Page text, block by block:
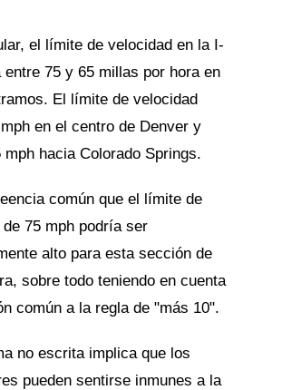
el límite de velocidad en la I-
entre 75 y 65 millas por hora en
El límite de velocidad
en el centro de Denver y
mph hacia Colorado Springs.
común que el límite de
75 mph podría ser
alto para esta sección de
sobre todo teniendo en cuenta
común a la regla de "más 10".
no escrita implica que los
pueden sentirse inmunes a la